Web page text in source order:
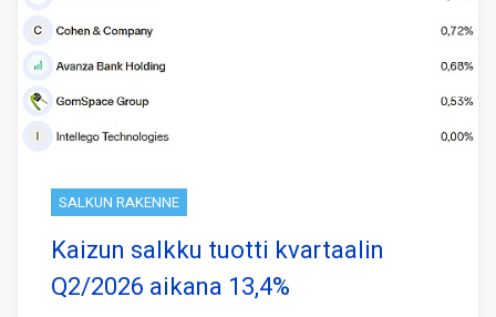
SALKUN RAKENNE
Kaizun salkku tuotti kvartaalin
Q2/2026 aikana 13,4%